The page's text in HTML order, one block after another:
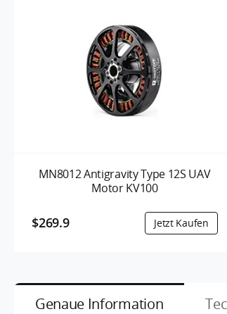
MN8012 Antigravity Type 12S UAV
Motor KV100
$269.9
Genaue Information